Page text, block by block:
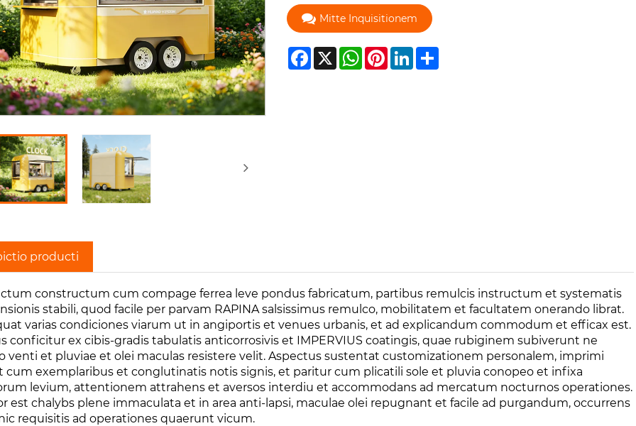
Mitte Inquisitionem
Facebook
X WhatsApp
Pinterest
LinkedIn
Share
producti
constructum cum compage ferrea leve pondus fabricatum, partibus remulcis instructum et systematis
stabili, quod facile per parvam RAPINA salsissimus remulco, mobilitatem et facultatem onerando librat.
varias condiciones viarum ut in angiportis et venues urbanis, et ad explicandum commodum et efficax est.
conficitur ex cibis-gradis tabulatis anticorrosivis et IMPERVIUS coatingis, quae rubiginem subiverunt ne
venti et pluviae et olei maculas resistere velit. Aspectus sustentat customizationem personalem, imprimi
cum exemplaribus et conglutinatis notis signis, et paritur cum plicatili sole et pluvia conopeo et infixa
levium, attentionem attrahens et aversos interdiu et accommodans ad mercatum nocturnos operationes.
est chalybs plene immaculata et in area anti-lapsi, maculae olei repugnant et facile ad purgandum, occurrens
requisitis ad operationes quaerunt vicum.